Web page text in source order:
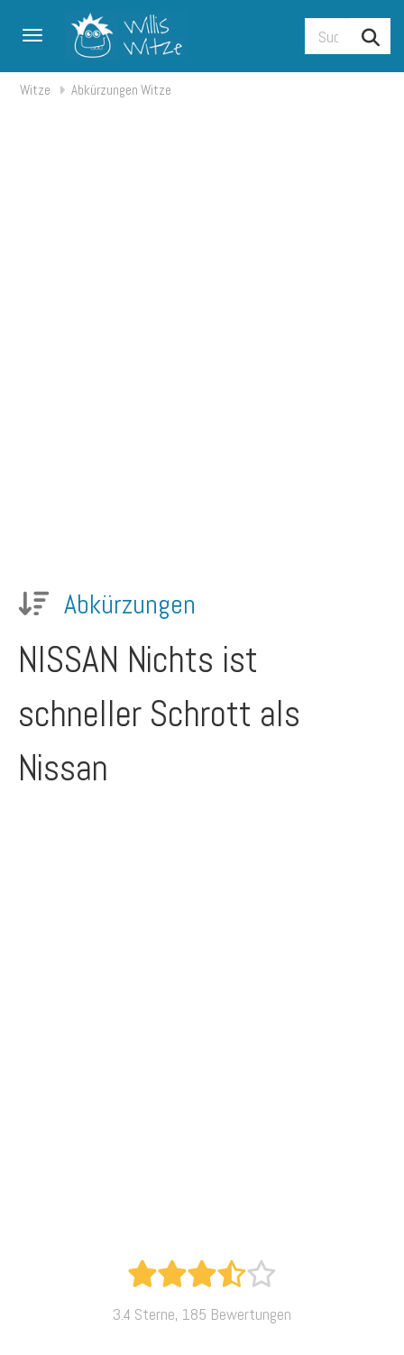
Toggle navigation
Witze Abkürzungen Witze
Abkürzungen
NISSAN Nichts ist
schneller Schrott als
Nissan
3.4 Sterne, 185 Bewertungen